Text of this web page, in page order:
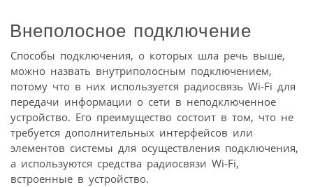
Внеполосное подключение
Способы подключения, о которых шла речь выше,
можно назвать внутриполосным подключением,
потому что в них используется радиосвязь Wi-Fi для
передачи информации о сети в неподключенное
устройство. Его преимущество состоит в том, что не
требуется дополнительных интерфейсов или
элементов системы для осуществления подключения,
а используются средства радиосвязи Wi-Fi,
встроенные в устройство.